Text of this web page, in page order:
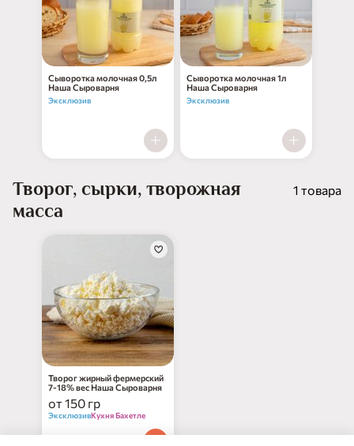
нет в наличии
Сыворотка молочная 0,5л
Наша Сыроварня
Эксклюзив
нет в наличии
Сыворотка молочная 1л
Наша Сыроварня
Эксклюзив
Творог, сырки, творожная
масса
1 товара
Творог жирный фермерский
7-18% вес Наша Сыроварня
от 150 гр
ЭксклюзивКухня Бахетле